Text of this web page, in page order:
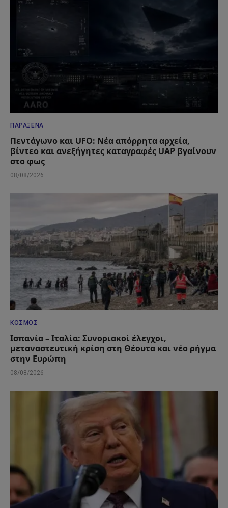
ΠΑΡΆΞΕΝΑ
Πεντάγωνο και UFO: Νέα απόρρητα αρχεία,
βίντεο και ανεξήγητες καταγραφές UAP βγαίνουν
στο φως
08/08/2026
ΚΌΣΜΟΣ
Ισπανία – Ιταλία: Συνοριακοί έλεγχοι,
μεταναστευτική κρίση στη Θέουτα και νέο ρήγμα
στην Ευρώπη
08/08/2026